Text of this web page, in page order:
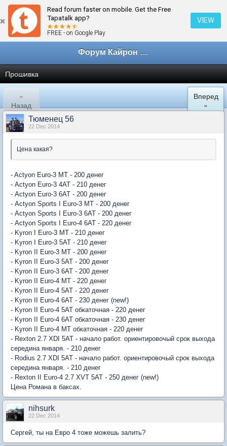
Read forum faster on mobile. Get the Free
Tapatalk app?
FREE - on Google Play
VIEW
← Kyron clan в Екатеринбурге
Форум Кайрон клана
Прошивка
«
Назад
Вперед
»
Тюменец 56
22 Dec 2014
Цена какая?
- Actyon Euro-3 MT - 200 денег
- Actyon Euro-3 4AT - 210 денег
- Actyon Euro-3 6AT - 200 денег
- Actyon Sports I Euro-3 MT - 200 денег
- Actyon Sports I Euro-3 6AT - 200 денег
- Actyon Sports I Euro-4 6AT - 220 денег
- Kyron I Euro-3 MT - 210 денег
- Kyron I Euro-3 5AT - 210 денег
- Kyron II Euro-3 MT - 200 денег
- Kyron II Euro-3 5AT - 200 денег
- Kyron II Euro-3 6AT - 200 денег
- Kyron II Euro-4 MT - 220 денег
- Kyron II Euro-4 5AT - 220 денег
- Kyron II Euro-4 6AT - 230 денег (new!)
- Kyron II Euro-4 5AT обкаточная - 220 денег
- Kyron II Euro-4 6AT обкаточная - 230 денег
- Kyron II Euro-4 МT обкаточная - 220 денег
- Rexton 2.7 XDI 5AT - начало работ. ориентировочый срок выхода
середина января. - 210 денег
- Rodius 2.7 XDI 5AT - начало работ. ориентировочый срок выхода
середина января. - 210 денег
- Rexton II Euro-4 2.7 XVT 5AT - 250 денег (new!)
Цена Романа в баксах.
nihsurk
22 Dec 2014
Сергей, ты на Евро 4 тоже можешь залить?